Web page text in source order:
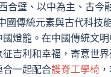
合璧、以中為主、古今
國傳統元素與古代科技
燈籠。在中國傳統文
吉利和幸福，寄意世
合一起配合護脊工學椅